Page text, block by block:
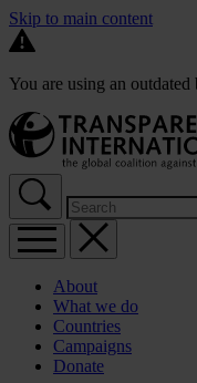
Skip to main content
You are using an
About
What we do
Countries
Campaigns
Donate